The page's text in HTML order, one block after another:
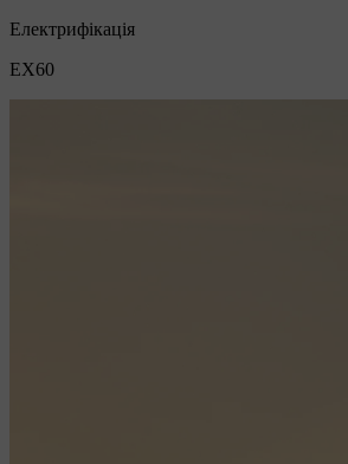
Електрифікація
EX60